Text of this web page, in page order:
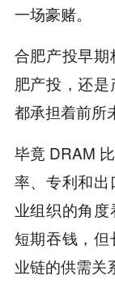
一场豪赌。
合肥产投早
肥产投，还
都承担着前所
毕竟 DRAM
率、专利和
业组织的角
短期吞钱，
业链的供需关